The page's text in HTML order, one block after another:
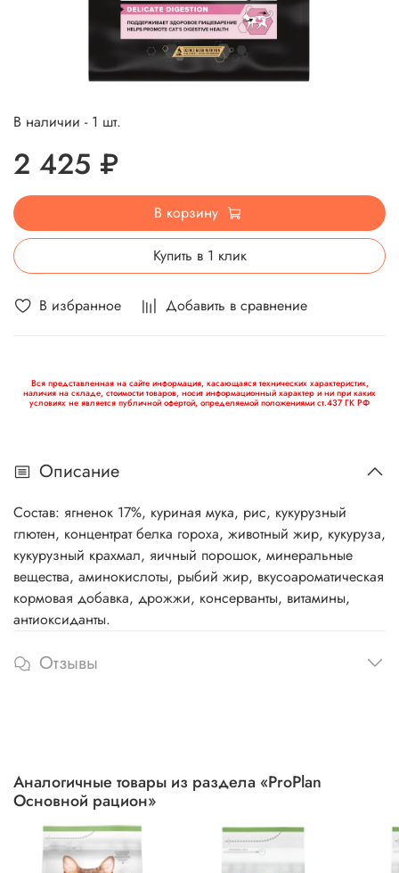
В избранное Добавить в сравнение
В наличии - 1 шт.
2 425 ₽
В корзину
Купить в 1 клик
Вся представленная на сайте информация, касающаяся технических характеристик,
наличия на складе, стоимости товаров, носит информационный характер и ни при каких
условиях не является публичной офертой, определяемой положениями ст.437 ГК РФ
Описание
Состав: ягненок 17%, куриная мука, рис, кукурузный
глютен, концентрат белка гороха, животный жир, кукуруза,
кукурузный крахмал, яичный порошок, минеральные
вещества, аминокислоты, рыбий жир, вкусоароматическая
кормовая добавка, дрожжи, консерванты, витамины,
антиоксиданты.
Отзывы
Аналогичные товары из раздела «ProPlan
Основной рацион»